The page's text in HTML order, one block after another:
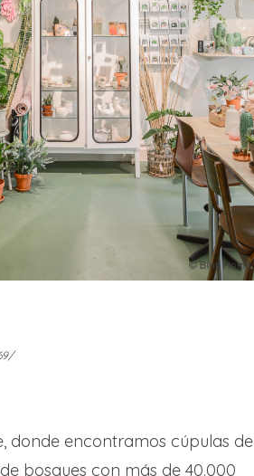
donde encontramos cúpulas de
bosques con más de 40.000